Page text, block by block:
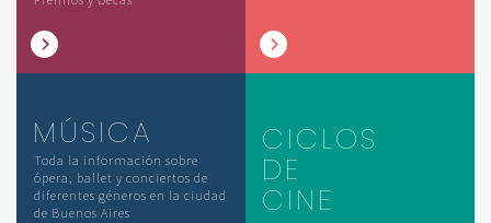
MÚSICA
Toda la información sobre
ópera, ballet y conciertos de
diferentes géneros en la ciudad
de Buenos Aires
CICLOS
DE
CINE